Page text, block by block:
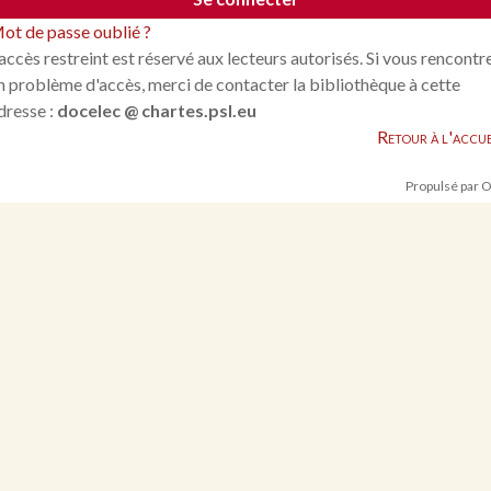
de passe oublié ?
restreint est réservé aux lecteurs autorisés. Si vous
problème d'accès, merci de contacter la bibliothèque à cette
: docelec @ chartes.psl.eu
Retour à
Propulsé par